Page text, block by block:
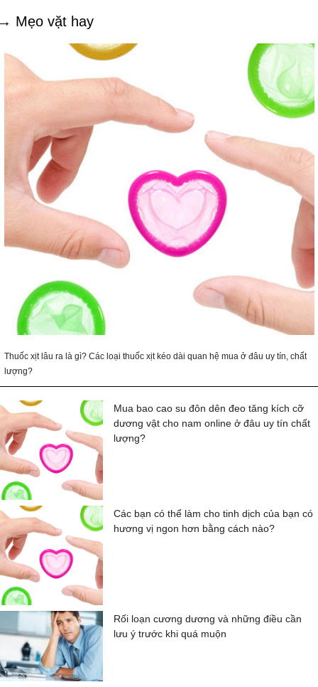
Mẹo vặt hay
Thuốc xịt lâu ra là gì? Các loại thuốc xịt kéo dài quan hệ mua ở đâu uy tín, chất
lượng?
Mua bao cao su đôn dên đeo tăng kích cỡ
dương vật cho nam online ở đâu uy tín chất
lượng?
Các bạn có thể làm cho tinh dịch của bạn có
hương vị ngon hơn bằng cách nào?
Rối loạn cương dương và những điều cần
lưu ý trước khi quá muộn